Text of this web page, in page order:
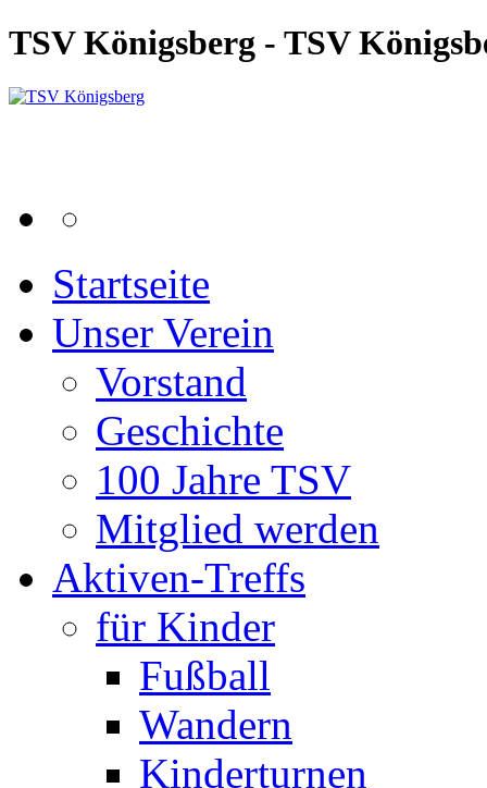
TSV Königsberg - TSV
Startseite
Unser Verein
Vorstand
Geschichte
100 Jahre TSV
Mitglied werden
Aktiven-Treffs
für Kinder
Fußball
Wandern
Kinderturnen